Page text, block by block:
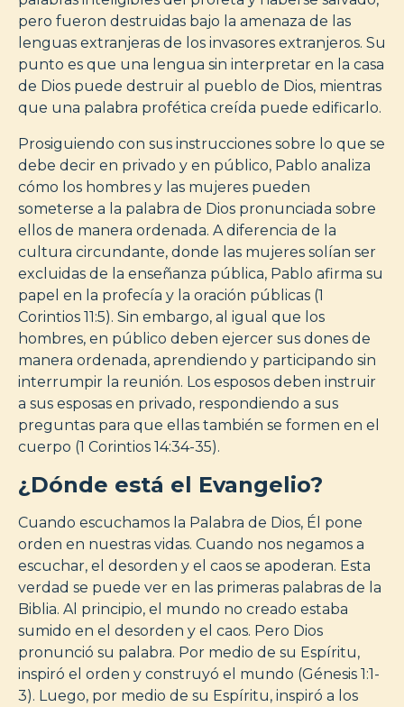
pero fueron destruidas bajo la amenaza de las
lenguas extranjeras de los invasores extranjeros. Su
punto es que una lengua sin interpretar en la casa
de Dios puede destruir al pueblo de Dios, mientras
que una palabra profética creída puede edificarlo.
Prosiguiendo con sus instrucciones sobre lo que se
debe decir en privado y en público, Pablo analiza
cómo los hombres y las mujeres pueden
someterse a la palabra de Dios pronunciada sobre
ellos de manera ordenada. A diferencia de la
cultura circundante, donde las mujeres solían ser
excluidas de la enseñanza pública, Pablo afirma su
papel en la profecía y la oración públicas (1
Corintios 11:5). Sin embargo, al igual que los
hombres, en público deben ejercer sus dones de
manera ordenada, aprendiendo y participando sin
interrumpir la reunión. Los esposos deben instruir
a sus esposas en privado, respondiendo a sus
preguntas para que ellas también se formen en el
cuerpo (1 Corintios 14:34-35).
¿Dónde está el Evangelio?
Cuando escuchamos la Palabra de Dios, Él pone
orden en nuestras vidas. Cuando nos negamos a
escuchar, el desorden y el caos se apoderan. Esta
verdad se puede ver en las primeras palabras de la
Biblia. Al principio, el mundo no creado estaba
sumido en el desorden y el caos. Pero Dios
pronunció su palabra. Por medio de su Espíritu,
inspiró el orden y construyó el mundo (Génesis 1:1-
3). Luego, por medio de su Espíritu, inspiró a los